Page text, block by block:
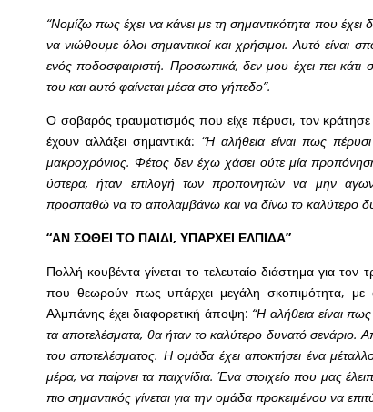
“Νομίζω πως έχει να κάνει με τη σημαντικότητα που
να νιώθουμε όλοι σημαντικοί και χρήσιμοι. Αυτό είναι
ενός ποδοσφαιριστή. Προσωπικά, δεν μου έχει πει κάτι
του και αυτό φαίνεται μέσα στο γήπεδο”.
Ο σοβαρός τραυματισμός που είχε πέρυσι, τον
έχουν αλλάξει σημαντικά: “Η αλήθεια είναι πως
μακροχρόνιος. Φέτος δεν έχω χάσει ούτε μία
ύστερα, ήταν επιλογή των προπονητών να μην
προσπαθώ να το απολαμβάνω και να δίνω το καλύτερο
“ΑΝ ΣΩΘΕΙ ΤΟ ΠΑΙΔΙ, ΥΠΑΡΧΕΙ ΕΛΠΙΔΑ”
Πολλή κουβέντα γίνεται το τελευταίο διάστημα για τον
που θεωρούν πως υπάρχει μεγάλη σκοπιμότητα,
Αλμπάνης έχει διαφορετική άποψη: “Η αλήθεια είναι
τα αποτελέσματα, θα ήταν το καλύτερο δυνατό σενάριο.
του αποτελέσματος. Η ομάδα έχει αποκτήσει ένα
μέρα, να παίρνει τα παιχνίδια. Ένα στοιχείο που μας
πιο σημαντικός γίνεται για την ομάδα προκειμένου να